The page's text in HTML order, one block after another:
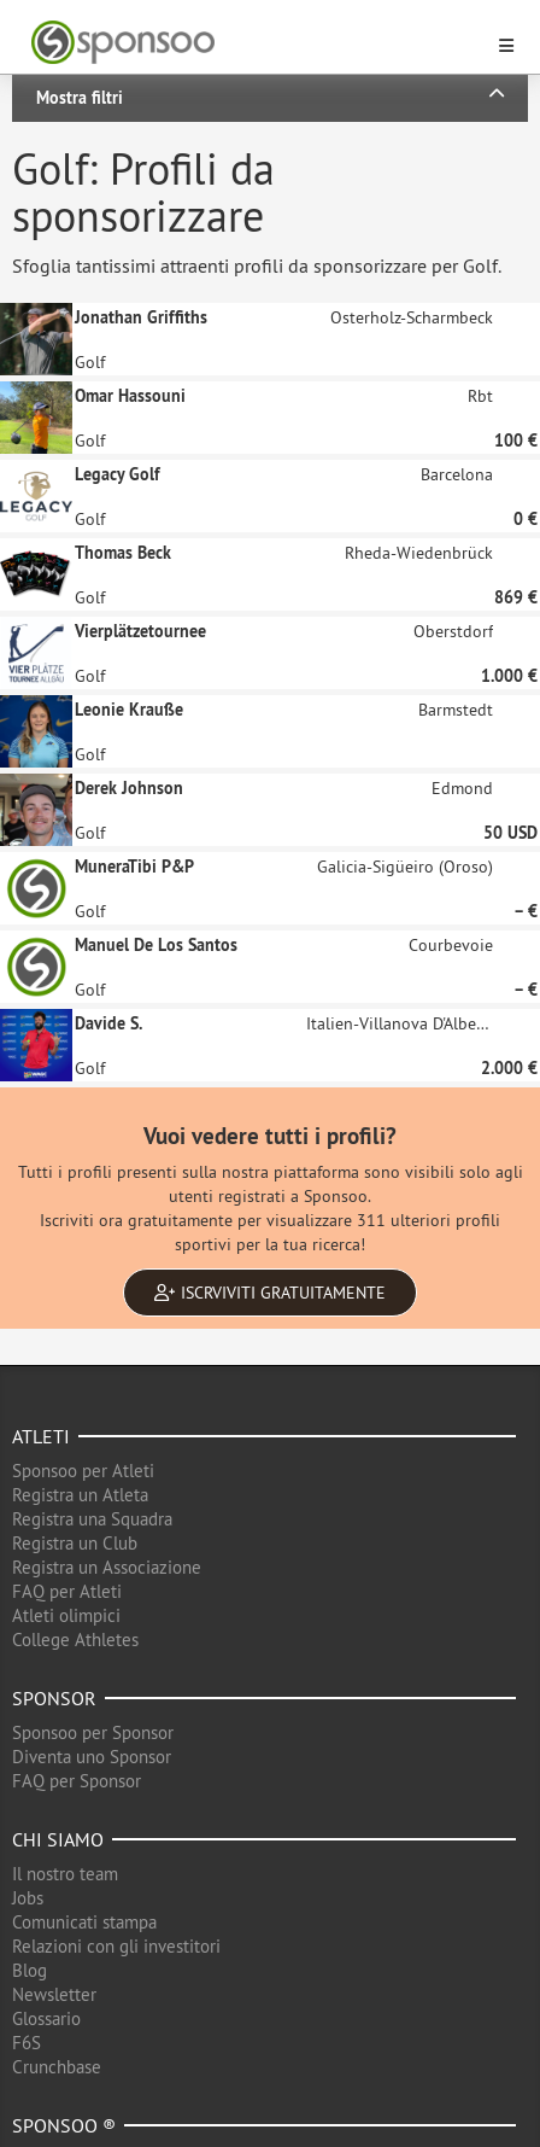
Mostra filtri
Golf: Profili da
sponsorizzare
Sfoglia tantissimi attraenti profili da sponsorizzare per Golf.
Jonathan Griffiths Osterholz-Scharmbeck
Golf
Omar Hassouni
Rbt
Golf
100 €
Legacy Golf
Barcelona
Golf
0 €
Thomas Beck
Rheda-Wiedenbrück
Golf
869 €
Vierplätzetournee
Oberstdorf
Golf
1.000 €
Leonie Krauße
Barmstedt
Golf
Derek Johnson
Edmond
Golf
50 USD
MuneraTibi P&P
Galicia-Sigüeiro (Oroso)
Golf
– €
Manuel De Los Santos
Courbevoie
Golf
– €
Davide S.
Italien-Villanova D'Albenga
Golf 2.000 €
Vuoi vedere tutti i profili?
Tutti i profili presenti sulla nostra piattaforma sono visibili solo agli
utenti registrati a Sponsoo.
Iscriviti ora gratuitamente per visualizzare 311 ulteriori profili
sportivi per la tua ricerca!
ISCRVIVITI GRATUITAMENTE
ATLETI
Sponsoo per Atleti
Registra un Atleta
Registra una Squadra
Registra un Club
Registra un Associazione
FAQ per Atleti
Atleti olimpici
College Athletes
SPONSOR
Sponsoo per Sponsor
Diventa uno Sponsor
FAQ per Sponsor
CHI SIAMO
Il nostro team
Jobs
Comunicati stampa
Relazioni con gli investitori
Blog
Newsletter
Glossario
F6S
Crunchbase
SPONSOO ®